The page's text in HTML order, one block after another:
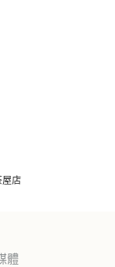
店
體